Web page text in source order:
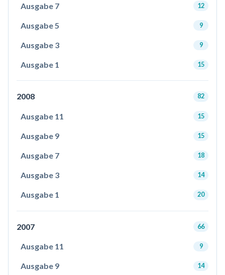
Ausgabe 7 12
Ausgabe 5 9
Ausgabe 3 9
Ausgabe 1 15
2008 82
Ausgabe 11 15
Ausgabe 9 15
Ausgabe 7 18
Ausgabe 3 14
Ausgabe 1 20
2007 66
Ausgabe 11 9
Ausgabe 9 14